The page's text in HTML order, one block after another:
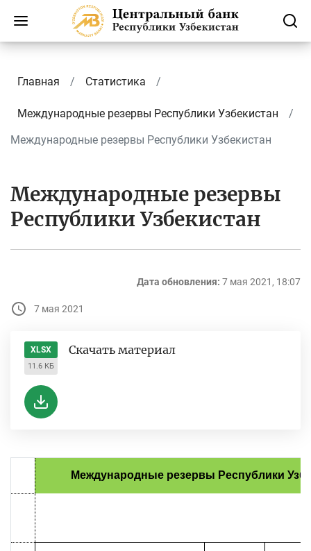
Главная Статистика
Международные резервы Республики Узбекистан
Международные резервы Республики Узбекистан
Международные резервы
Республики Узбекистан
Дата обновления: 7 мая 2021, 18:07
7 мая 2021
XLSX
11.6 КБ
Скачать материал
Международные резервы Республики